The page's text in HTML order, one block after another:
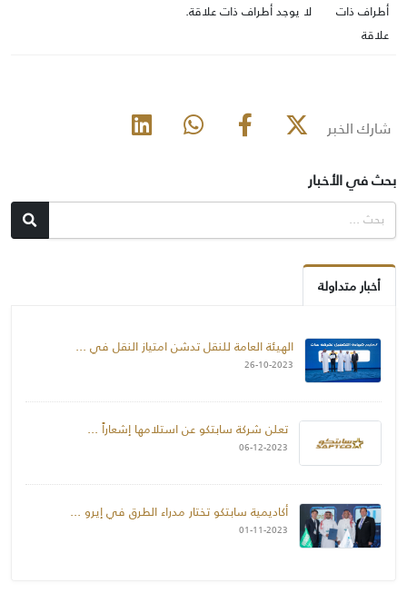
أطراف ذات
علاقة
لا يوجد أطراف ذات علاقة.
شارك الخبر
بحث في الأخبار
أخبار متداولة
الهيئة العامة للنقل تدشن امتياز النقل في ...
26-10-2023
تعلن شركة سابتكو عن استلامها إشعاراً ...
06-12-2023
أكاديمية سابتكو تختار مدراء الطرق في إيرو ...
01-11-2023